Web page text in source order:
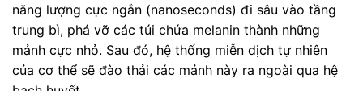
năng lượng cực ngắn (nanoseconds) đi sâu vào tầng
trung bì, phá vỡ các túi chứa melanin thành những
mảnh cực nhỏ. Sau đó, hệ thống miễn dịch tự nhiên
của cơ thể sẽ đào thải các mảnh này ra ngoài qua hệ